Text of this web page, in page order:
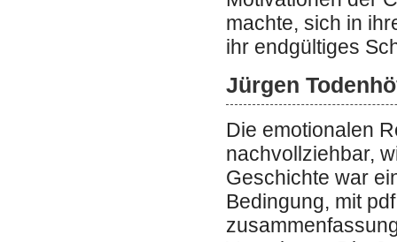
machte, sich in
ihr endgültiges
Jürgen
Die emotionalen
nachvollziehbar,
Geschichte war
Bedingung, mit